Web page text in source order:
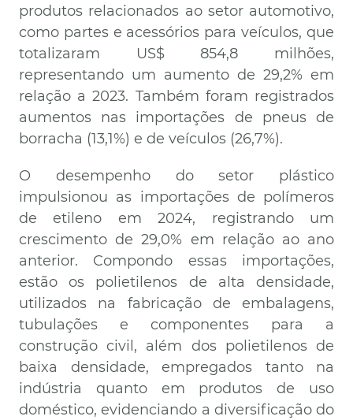
produtos relacionados ao setor automotivo,
como partes e acessórios para veículos, que
totalizaram US$ 854,8 milhões,
representando um aumento de 29,2% em
relação a 2023. Também foram registrados
aumentos nas importações de pneus de
borracha (13,1%) e de veículos (26,7%).
O desempenho do setor plástico
impulsionou as importações de polímeros
de etileno em 2024, registrando um
crescimento de 29,0% em relação ao ano
anterior. Compondo essas importações,
estão os polietilenos de alta densidade,
utilizados na fabricação de embalagens,
tubulações e componentes para a
construção civil, além dos polietilenos de
baixa densidade, empregados tanto na
indústria quanto em produtos de uso
doméstico, evidenciando a diversificação do